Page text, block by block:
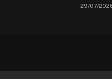
29/07/